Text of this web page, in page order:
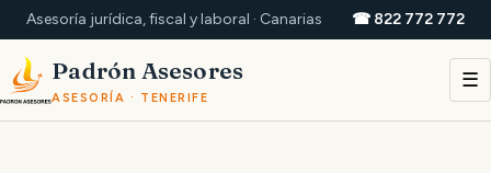
Asesoría jurídica, fiscal y laboral · Canarias ☎ 822 772 772
Padrón Asesores
ASESORÍA · TENERIFE
☰